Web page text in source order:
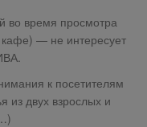
во время просмотра
— не интересует
к посетителям
из двух взрослых и